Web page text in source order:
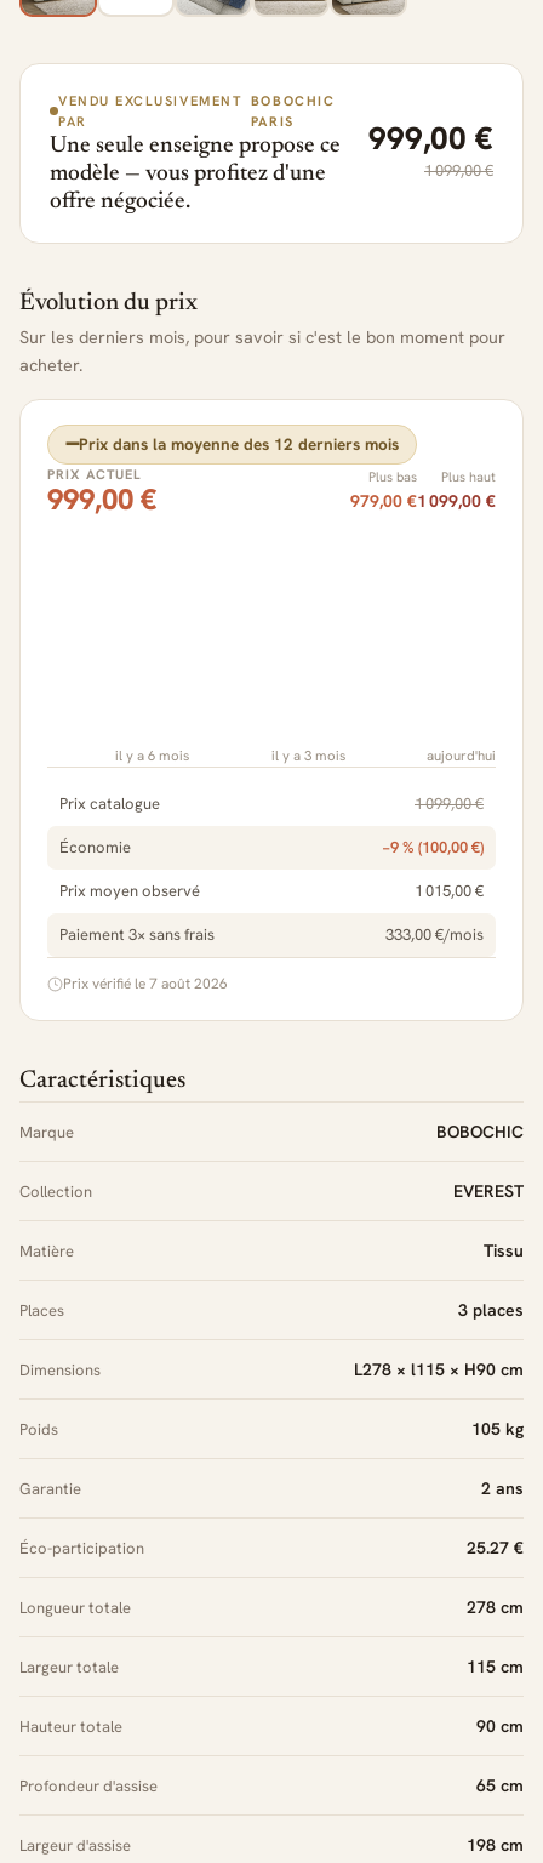
VENDU EXCLUSIVEMENT
PAR
BOBOCHIC
PARIS
Une seule enseigne propose ce
modèle — vous profitez d'une
offre négociée.
999,00 €
1 099,00 €
Évolution du prix
Sur les derniers mois, pour savoir si c'est le bon moment pour
acheter.
➖Prix dans la moyenne des 12 derniers mois
PRIX ACTUEL
999,00 €
Plus bas
979,00 €
Plus haut
1 099,00 €
il y a 6 mois il y a 3 mois aujourd'hui
Prix catalogue 1 099,00 €
Économie −9 % (100,00 €)
Prix moyen observé 1 015,00 €
Paiement 3× sans frais 333,00 €/mois
Prix vérifié le 7 août 2026
Caractéristiques
Marque BOBOCHIC
Collection EVEREST
Matière Tissu
Places 3 places
Dimensions L278 × l115 × H90 cm
Poids 105 kg
Garantie 2 ans
Éco-participation 25.27 €
Longueur totale 278 cm
Largeur totale 115 cm
Hauteur totale 90 cm
Profondeur d'assise 65 cm
Largeur d'assise 198 cm